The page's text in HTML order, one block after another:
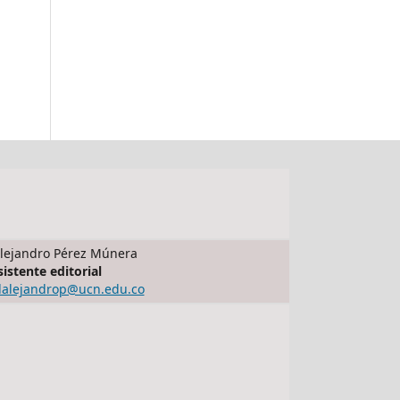
Pérez Múnera
editorial